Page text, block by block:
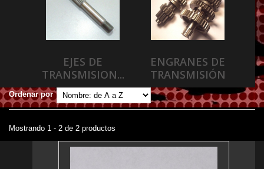
EJES DE
TRANSMISION...
ENGRANES DE
TRANSMISIÓN
Ordenar por
Mostrando 1 - 2 de 2 productos